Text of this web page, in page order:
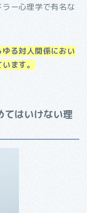
ー心理学で有名な
る対人関係におい
ます。
てはいけない理